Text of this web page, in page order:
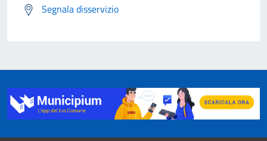
Segnala disservizio